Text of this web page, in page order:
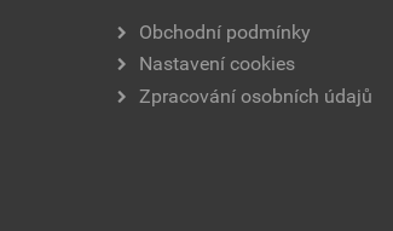
Obchodní podmínky
Nastavení cookies
Zpracování osobních údajů